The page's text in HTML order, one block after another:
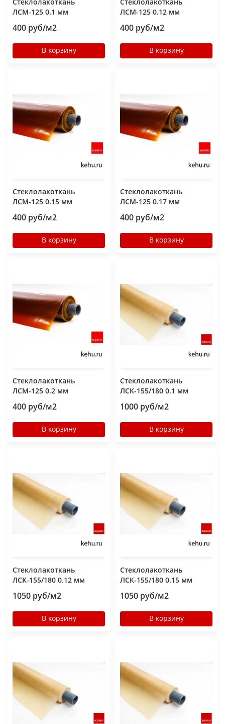
Стеклолакоткань
ЛСМ-125 0.1 мм
400 руб/м2
В корзину
Стеклолакоткань
ЛСМ-125 0.12 мм
400 руб/м2
В корзину
Стеклолакоткань
ЛСМ-125 0.15 мм
400 руб/м2
В корзину
Стеклолакоткань
ЛСМ-125 0.17 мм
400 руб/м2
В корзину
Стеклолакоткань
ЛСМ-125 0.2 мм
400 руб/м2
В корзину
Стеклолакоткань
ЛСК-155/180 0.1 мм
1000 руб/м2
В корзину
Стеклолакоткань
ЛСК-155/180 0.12 мм
1050 руб/м2
В корзину
Стеклолакоткань
ЛСК-155/180 0.15 мм
1050 руб/м2
В корзину